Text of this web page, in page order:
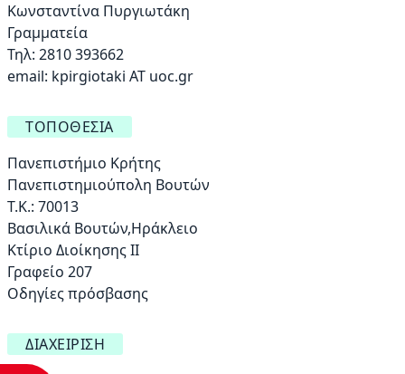
Κωνσταντίνα Πυργιωτάκη
Γραμματεία
Τηλ: 2810 393662
email: kpirgiotaki AT uoc.gr
ΤΟΠΟΘΕΣΊΑ
Πανεπιστήμιο Κρήτης
Πανεπιστημιούπολη Βουτών
Τ.Κ.: 70013
Βασιλικά Βουτών,Ηράκλειο
Κτίριο Διοίκησης ΙΙ
Γραφείο 207
Οδηγίες πρόσβασης
ΔΙΑΧΕΊΡΙΣΗ